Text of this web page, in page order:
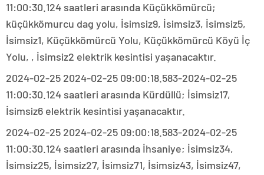
11:00:30.124 saatleri arasında Küçükkömürcü;
küçükkömurcu dag yolu, İsimsiz9, İsimsiz3, İsimsiz5,
İsimsiz1, Küçükkömürcü Yolu, Küçükkömürcü Köyü İç
Yolu, , İsimsiz2 elektrik kesintisi yaşanacaktır.
2024-02-25 2024-02-25 09:00:18.583-2024-02-25
11:00:30.124 saatleri arasında Kürdüllü; İsimsiz17,
İsimsiz6 elektrik kesintisi yaşanacaktır.
2024-02-25 2024-02-25 09:00:18.583-2024-02-25
11:00:30.124 saatleri arasında İhsaniye; İsimsiz34,
İsimsiz25, İsimsiz27, İsimsiz71, İsimsiz43, İsimsiz47,